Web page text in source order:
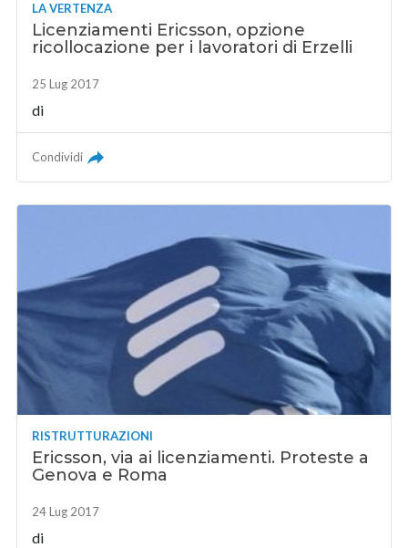
LA VERTENZA
Licenziamenti Ericsson, opzione
ricollocazione per i lavoratori di Erzelli
25 Lug 2017
di
Condividi
RISTRUTTURAZIONI
Ericsson, via ai licenziamenti. Proteste a
Genova e Roma
24 Lug 2017
di